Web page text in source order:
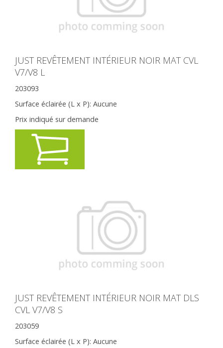
JUST REVÊTEMENT INTÉRIEUR NOIR MAT CVL
V7/V8 L
203093
Surface éclairée (L x P): Aucune
Prix indiqué sur demande
JUST REVÊTEMENT INTÉRIEUR NOIR MAT DLS
CVL V7/V8 S
203059
Surface éclairée (L x P): Aucune